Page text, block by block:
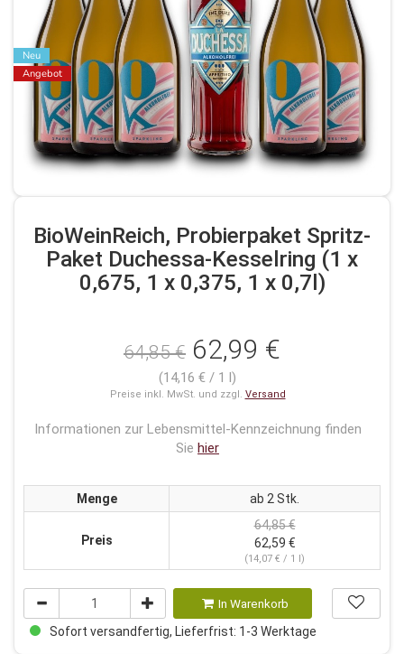
Neu
Angebot
BioWeinReich, Probierpaket Spritz-
Paket Duchessa-Kesselring (1 x
0,675, 1 x 0,375, 1 x 0,7l)
64,85 € 62,99 €
(14,16 € / 1 l)
Preise inkl. MwSt. und zzgl. Versand
Informationen zur Lebensmittel-Kennzeichnung finden
Sie hier
Menge ab 2 Stk.
Preis
64,85 €
62,59 €
(14,07 € / 1 l)
In Warenkorb
Sofort versandfertig, Lieferfrist: 1-3 Werktage